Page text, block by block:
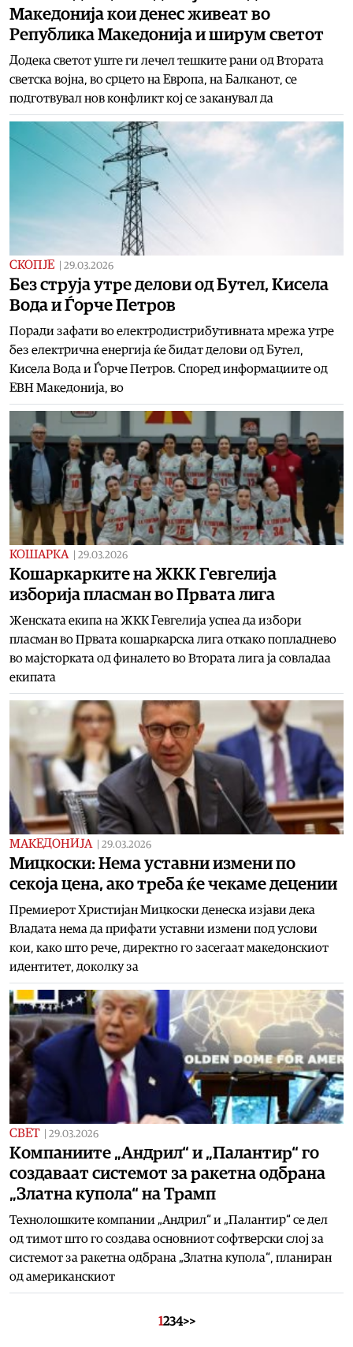
Македонија кои денес живеат во
Република Македонија и ширум светот
Додека светот уште ги лечел тешките рани од Втората
светска војна, во срцето на Европа, на Балканот, се
подготвувал нов конфликт кој се заканувал да
СКОПЈЕ 29.03.2026
Без струја утре делови од Бутел, Кисела
Вода и Ѓорче Петров
Поради зафати во електродистрибутивната мрежа утре
без електрична енергија ќе бидат делови од Бутел,
Кисела Вода и Ѓорче Петров. Според информациите од
ЕВН Македонија, во
КОШАРКА 29.03.2026
Кошаркарките на ЖКК Гевгелија
изборија пласман во Првата лига
Женската екипа на ЖКК Гевгелија успеа да избори
пласман во Првата кошаркарска лига откако попладнево
во мајсторката од финалето во Втората лига ја совладаа
екипата
МАКЕДОНИЈА 29.03.2026
Mицкоски: Нема уставни измени по
секоја цена, ако треба ќе чекаме децении
Премиерот Христијан Мицкоски денеска изјави дека
Владата нема да прифати уставни измени под услови
кои, како што рече, директно го засегаат македонскиот
идентитет, доколку за
СВЕТ 29.03.2026
Kомпаниите „Андрил“ и „Палантир“ го
создаваат системот за ракетна одбрана
„Златна купола“ на Трамп
Технолошките компании „Андрил“ и „Палантир“ се дел
од тимот што го создава основниот софтверски слој за
системот за ракетна одбрана „Златна купола“, планиран
од американскиот
1234>>